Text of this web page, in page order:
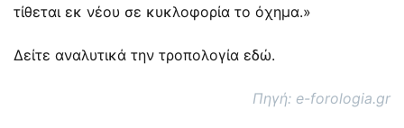
τίθεται εκ νέου σε κυκλοφορία το όχημα.»
Δείτε αναλυτικά την τροπολογία εδώ.
Πηγή: e-forologia.gr